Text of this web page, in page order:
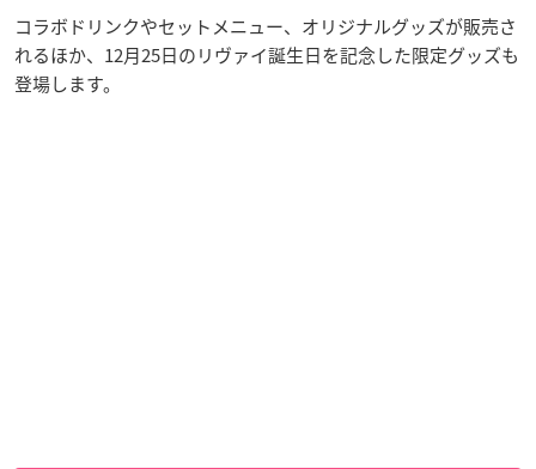
コラボドリンクやセットメニュー、オリジナルグッズが販売さ
れるほか、12月25日のリヴァイ誕生日を記念した限定グッズも
登場します。